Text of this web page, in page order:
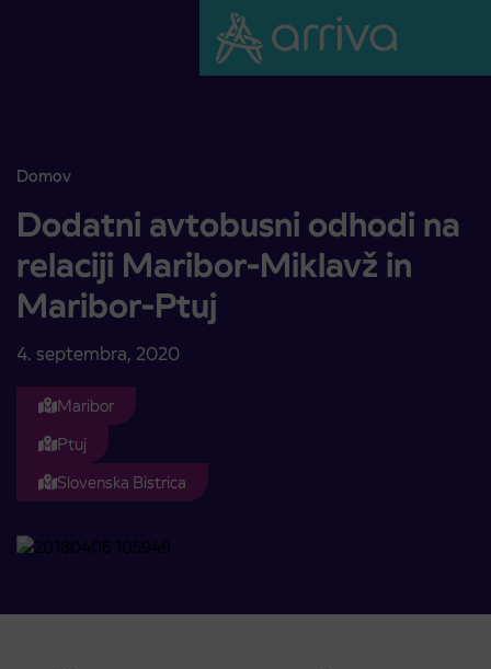
Domov
Dodatni avtobusni odhodi na relaciji Maribor-Miklavž in Maribor-
Dodatni avtobusni odhodi na
relaciji Maribor-Miklavž in
Maribor-Ptuj
4. septembra, 2020
Maribor
Ptuj
Slovenska Bistrica